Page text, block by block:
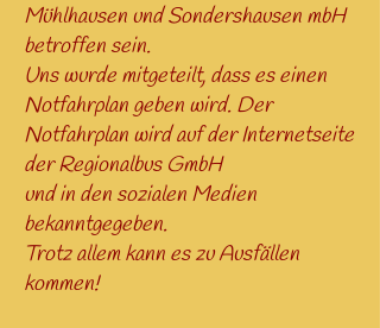
Mühlhausen und Sondershausen mbH
betroffen sein.
Uns wurde mitgeteilt, dass es einen
Notfahrplan geben wird. Der
Notfahrplan wird auf der Internetseite
der Regionalbus GmbH
und in den sozialen Medien
bekanntgegeben.
Trotz allem kann es zu Ausfällen
kommen!